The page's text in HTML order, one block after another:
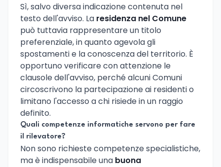
Sì, salvo diversa indicazione contenuta nel
testo dell'avviso. La residenza nel Comune
può tuttavia rappresentare un titolo
preferenziale, in quanto agevola gli
spostamenti e la conoscenza del territorio. È
opportuno verificare con attenzione le
clausole dell'avviso, perché alcuni Comuni
circoscrivono la partecipazione ai residenti o
limitano l'accesso a chi risiede in un raggio
definito.
Quali competenze informatiche servono per fare
il rilevatore?
Non sono richieste competenze specialistiche,
ma è indispensabile una buona